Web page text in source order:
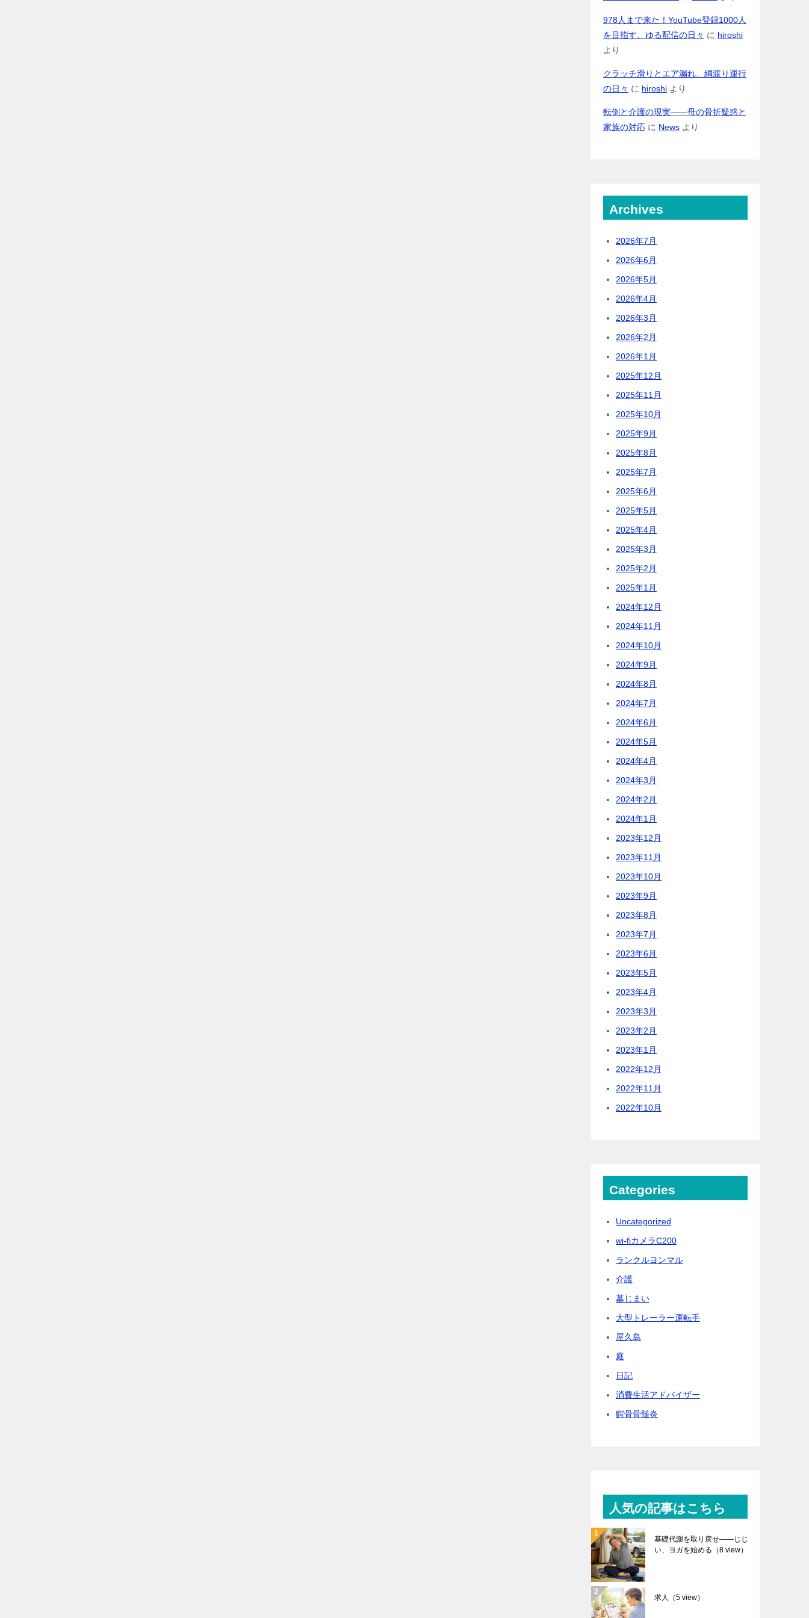
978人まで来た！YouTube登録1000人
を目指す、ゆる配信の日々 に hiroshi
より
クラッチ滑りとエア漏れ、綱渡り運行
の日々 に hiroshi より
転倒と介護の現実――母の骨折疑惑と
家族の対応 に News より
Archives
2026年7月
2026年6月
2026年5月
2026年4月
2026年3月
2026年2月
2026年1月
2025年12月
2025年11月
2025年10月
2025年9月
2025年8月
2025年7月
2025年6月
2025年5月
2025年4月
2025年3月
2025年2月
2025年1月
2024年12月
2024年11月
2024年10月
2024年9月
2024年8月
2024年7月
2024年6月
2024年5月
2024年4月
2024年3月
2024年2月
2024年1月
2023年12月
2023年11月
2023年10月
2023年9月
2023年8月
2023年7月
2023年6月
2023年5月
2023年4月
2023年3月
2023年2月
2023年1月
2022年12月
2022年11月
2022年10月
Categories
Uncategorized
wi-fiカメラC200
ランクルヨンマル
介護
墓じまい
大型トレーラー運転手
屋久島
庭
日記
消費生活アドバイザー
鰐骨骨髄炎
人気の記事はこちら
基礎代謝を取り戻せ――じじ
い、ヨガを始める （8 view）
求人 （5 view）